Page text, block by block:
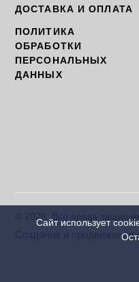
ДОСТАВКА И ОПЛАТА
ПОЛИТИКА
ОБРАБОТКИ
ПЕРСОНАЛЬНЫХ
ДАННЫХ
Создание и продвижение
Сайт использует